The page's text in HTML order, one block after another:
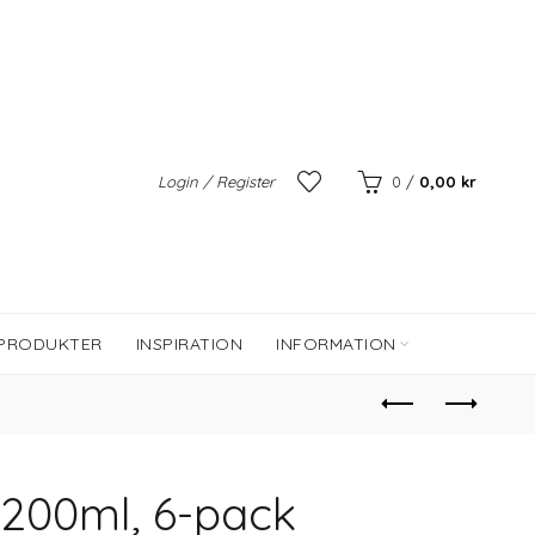
Login / Register 0 / 0,00 kr
INSPIRATION INFORMATION
6-pack